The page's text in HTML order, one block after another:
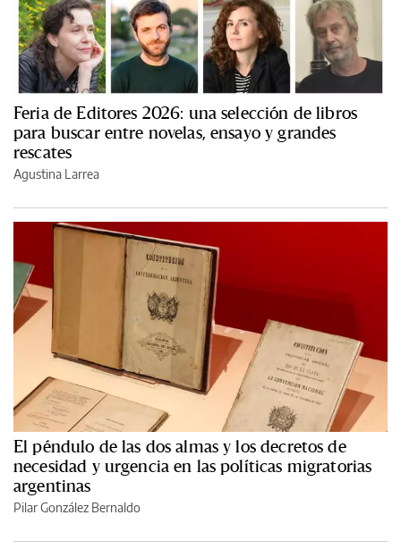
Feria de Editores 2026: una selección de libros
para buscar entre novelas, ensayo y grandes
rescates
Agustina Larrea
El péndulo de las dos almas y los decretos de
necesidad y urgencia en las políticas migratorias
argentinas
Pilar González Bernaldo